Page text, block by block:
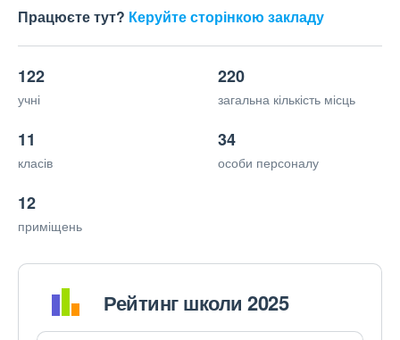
Працюєте тут? Керуйте сторінкою закладу
122
учні
220
загальна кількість місць
11
класів
34
особи персоналу
12
приміщень
Рейтинг школи 2025